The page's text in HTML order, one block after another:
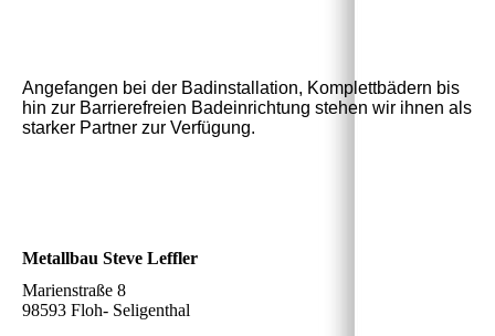
Angefangen bei der Badinstallation, Komplettbädern bis
hin zur Barrierefreien Badeinrichtung stehen wir ihnen als
starker Partner zur Verfügung.
Metallbau Steve Leffler
Marienstraße 8
98593 Floh- Seligenthal